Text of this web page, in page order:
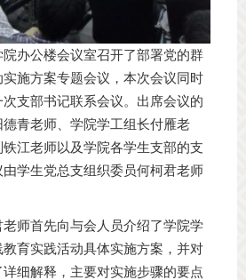
办公楼会议室召开了部署党的群
施方案专题会议，本次会议同时
支部书记联系会议。出席会议的
青老师、学院学工组长付雁老
江老师以及学院各学生支部的支
学生党总支组织委员何柯君老师
师首先向与会人员介绍了学院学
育实践活动具体实施方案，并对
细解释，主要对实施步骤的要点